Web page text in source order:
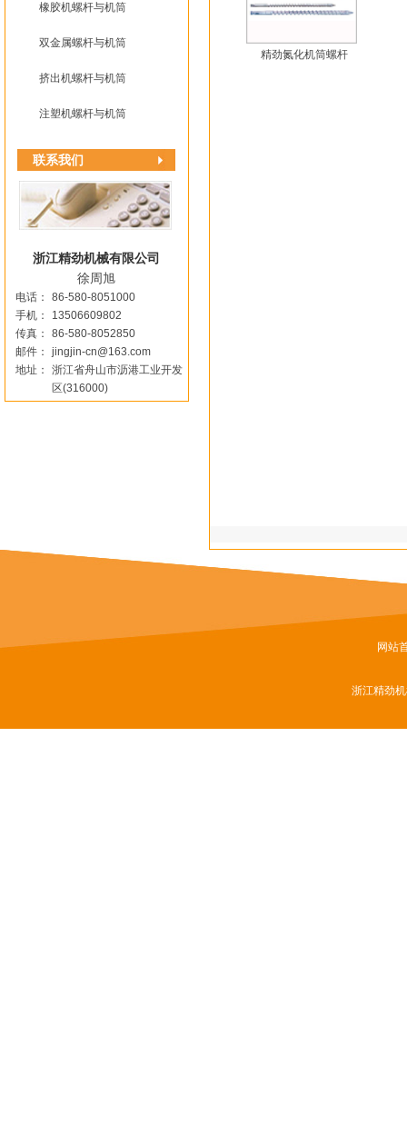
橡胶机螺杆与机筒
双金属螺杆与机筒
挤出机螺杆与机筒
注塑机螺杆与机筒
联系我们
浙江精劲机械有限公司
徐周旭
电话：
86-580-8051000
手机：
13506609802
传真：
86-580-8052850
邮件：
jingjin-cn@163.com
地址：
浙江省舟山市沥港工业开发
区(316000)
精劲氮化机筒螺杆
网站
浙江精劲